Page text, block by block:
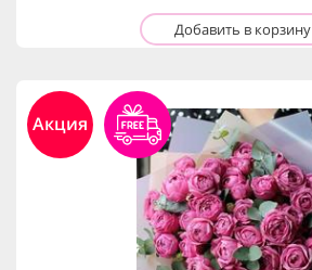
Добавить в корзину
Акция